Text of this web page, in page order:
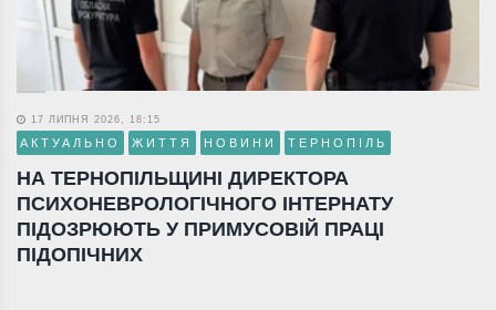
17 ЛИПНЯ 2026, 18:15
АКТУАЛЬНО ЖИТТЯ НОВИНИ ТЕРНОПІЛЬ
НА ТЕРНОПІЛЬЩИНІ ДИРЕКТОРА
ПСИХОНЕВРОЛОГІЧНОГО ІНТЕРНАТУ
ПІДОЗРЮЮТЬ У ПРИМУСОВІЙ ПРАЦІ
ПІДОПІЧНИХ